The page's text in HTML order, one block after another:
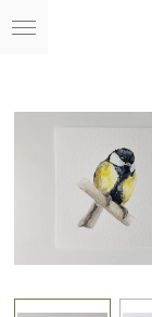
Ga
hoofdinhoud